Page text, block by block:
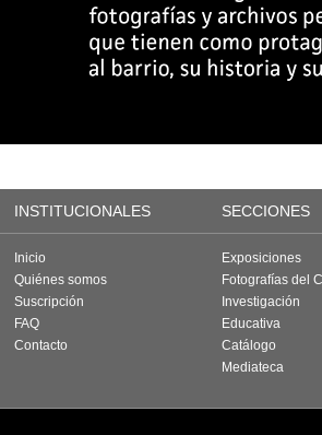
INSTITUCIONALES SECCIONES
Inicio
Quiénes somos
Suscripción
FAQ
Contacto
Exposiciones
Fotografías del
Investigación
Educativa
Catálogo
Mediateca